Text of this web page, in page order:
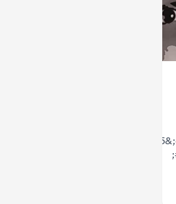
&#1607;&#1584;&#1575;